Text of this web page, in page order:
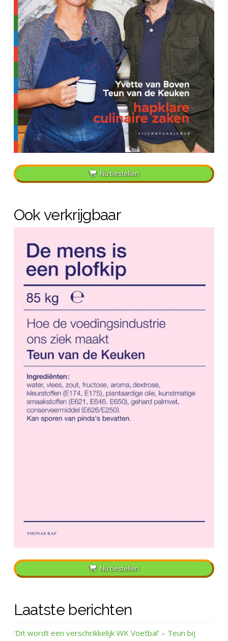
Nu bestellen
Ook verkrijgbaar
Nu bestellen
Laatste berichten
‘Dit wordt een verschrikkelijk WK Voetbal’ – Teun bij